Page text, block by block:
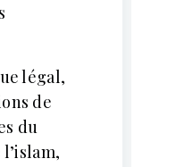
légal,
de
du